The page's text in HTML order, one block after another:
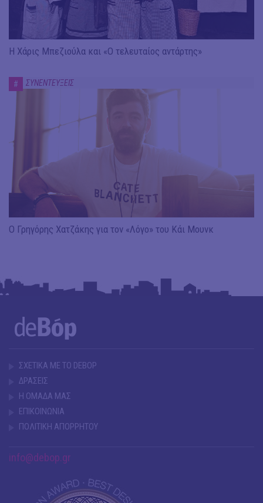
Η Χάρις Μπεζιούλα και «Ο τελευταίος αντάρτης»
# ΣΥΝΕΝΤΕΥΞΕΙΣ
Ο Γρηγόρης Χατζάκης για τον «Λόγο» του Κάι Μουνκ
ΣΧΕΤΙΚΑ ΜΕ ΤΟ DEBOP
ΔΡΑΣΕΙΣ
Η ΟΜΑΔΑ ΜΑΣ
ΕΠΙΚΟΙΝΩΝΙΑ
ΠΟΛΙΤΙΚΗ ΑΠΟΡΡΗΤΟΥ
info@debop.gr